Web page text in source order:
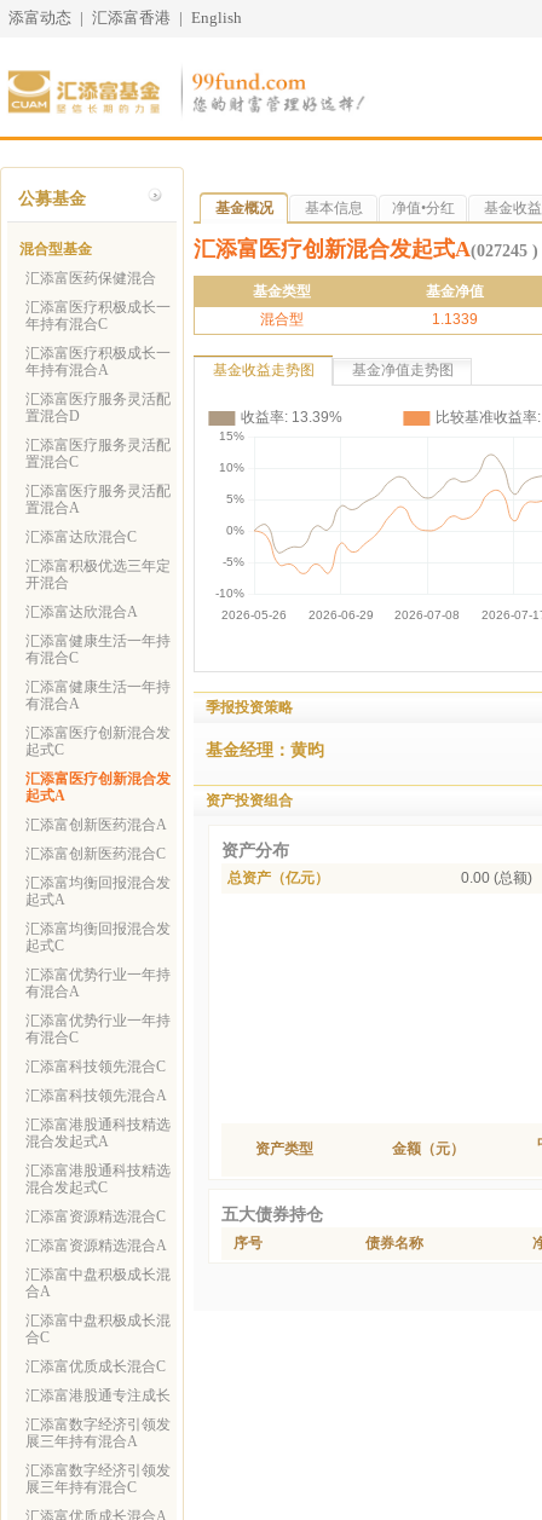
添富动态 | 汇添富香港 | English
公募基金
混合型基金
汇添富医药保健混合
汇添富医疗积极成长一
年持有混合C
汇添富医疗积极成长一
年持有混合A
汇添富医疗服务灵活配
置混合D
汇添富医疗服务灵活配
置混合C
汇添富医疗服务灵活配
置混合A
汇添富达欣混合C
汇添富积极优选三年定
开混合
汇添富达欣混合A
汇添富健康生活一年持
有混合C
汇添富健康生活一年持
有混合A
汇添富医疗创新混合发
起式C
汇添富医疗创新混合发
起式A
汇添富创新医药混合A
汇添富创新医药混合C
汇添富均衡回报混合发
起式A
汇添富均衡回报混合发
起式C
汇添富优势行业一年持
有混合A
汇添富优势行业一年持
有混合C
汇添富科技领先混合C
汇添富科技领先混合A
汇添富港股通科技精选
混合发起式A
汇添富港股通科技精选
混合发起式C
汇添富资源精选混合C
汇添富资源精选混合A
汇添富中盘积极成长混
合A
汇添富中盘积极成长混
合C
汇添富优质成长混合C
汇添富港股通专注成长
汇添富数字经济引领发
展三年持有混合A
汇添富数字经济引领发
展三年持有混合C
汇添富优质成长混合A
基金概况 基本信息 净值•分红 基金收益
汇添富医疗创新混合发起式A(027245 )
基金类型
基金净值
混合型
1.1339
基金收益走势图 基金净值走势图
季报投资策略
基金经理：黄昀
资产投资组合
资产分布
总资产（亿元） 0.00 (总额)
资产类型 金额（元）
五大债券持仓
序号 债券名称